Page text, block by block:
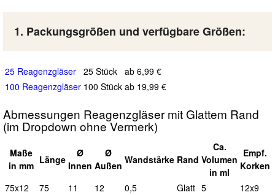
1. Packungsgrößen und verfügbare Größen:
25 Reagenzgläser 25 Stück ab 6,99 €
100 Reagenzgläser 100 Stück ab 19,99 €
Abmessungen Reagenzgläser mit Glattem Rand
(im Dropdown ohne Vermerk)
Maße
in mm Länge
Ø
Innen
Ø
Außen Wandstärke Rand
Ca.
Volumen
in ml
Empf.
Korken
75x12
75 11 12 0,5 Glatt 5
12x9